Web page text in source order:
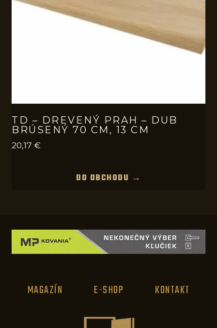
TD – DREVENÝ PRAH – DUB
BRÚSENÝ 70 CM, 13 CM
20,17 €
DO OBCHODU →
MAGAZÍN E-SHOP KONTAKT